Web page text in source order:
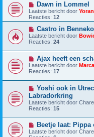
Dawn in Lommel
Laatste bericht door
Reacties: 12
Castro in
Laatste bericht door
Reacties: 24
Ajax heeft een
Laatste bericht door
Reacties: 17
Yoshi ook in
Labradorkring
Laatste bericht door
Reacties: 15
Beetje laat: Pippa
Laatste bericht door